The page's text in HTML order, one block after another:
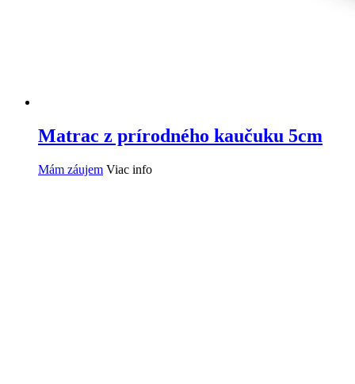
Matrac z prírodného kaučuku 5cm
Mám záujem Viac info